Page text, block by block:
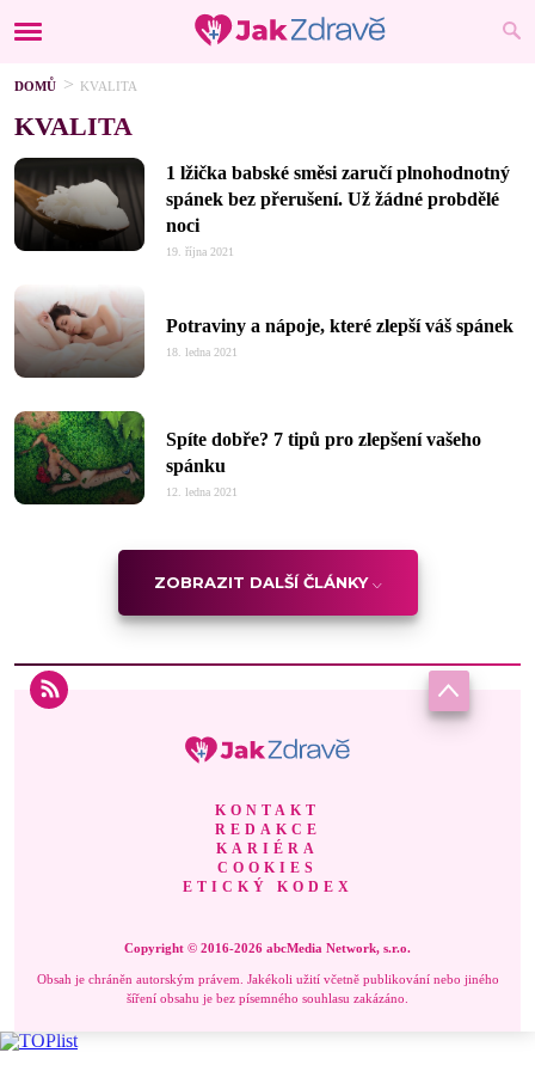
DOMŮ KVALITA
KVALITA
1 lžička babské směsi zaručí plnohodnotný
spánek bez přerušení. Už žádné probdělé
noci
19. října 2021
Potraviny a nápoje, které zlepší váš spánek
18. ledna 2021
Spíte dobře? 7 tipů pro zlepšení vašeho
spánku
12. ledna 2021
ZOBRAZIT DALŠÍ ČLÁNKY
KONTAKT
REDAKCE
KARIÉRA
COOKIES
ETICKÝ KODEX
Copyright © 2016-2026 abcMedia Network, s.r.o.
Obsah je chráněn autorským právem. Jakékoli užití včetně publikování nebo jiného
šíření obsahu je bez písemného souhlasu zakázáno.